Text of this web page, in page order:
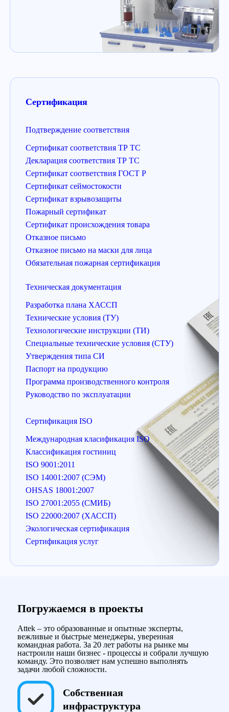
Сертификация
Подтверждение соответствия
Сертификат соответствия ТР ТС
Декларация соответствия ТР ТС
Сертификат соответствия ГОСТ Р
Сертификат сеймостокости
Сертификат взрывозащиты
Пожарный сертификат
Сертификат происхождения товара
Отказное письмо
Отказное письмо на маски для лица
Обязательная пожарная сертификация
Техническая документация
Разработка плана ХАССП
Технические условия (ТУ)
Технологические инструкции (ТИ)
Специальные технические условия (СТУ)
Утверждения типа СИ
Паспорт на продукцию
Программа производственного контроля
Руководство по эксплуатации
Сертификация ISO
Международная класификация ISO
Классификация гостиниц
ISO 9001:2011
ISO 14001:2007 (СЭМ)
OHSAS 18001:2007
ISO 27001:2055 (СМИБ)
ISO 22000:2007 (ХАССП)
Экологическая сертификация
Сертификация услуг
Погружаемся в проекты
Attek – это образованные и опытные эксперты,
вежливые и быстрые менеджеры, уверенная
командная работа. За 20 лет работы на рынке мы
настроили наши бизнес - процессы и собрали лучшую
команду. Это позволяет нам успешно выполнять
задачи любой сложности.
Собственная
инфраструктура